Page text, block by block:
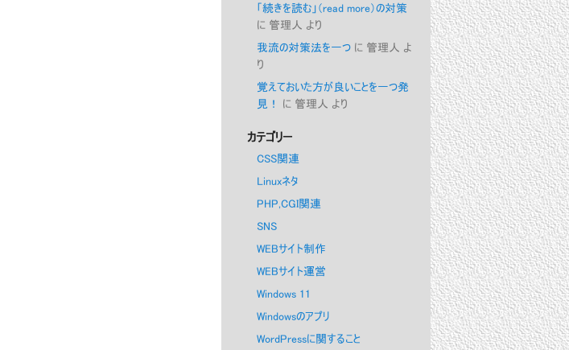
「続きを読む」（read more）の対策
に 管理人 より
我流の対策法を一つ に 管理人 よ
り
覚えておいた方が良いことを一つ発
見！
に 管理人 より
カテゴリー
CSS関連
Linuxネタ
PHP,CGI関連
SNS
WEBサイト制作
WEBサイト運営
Windows 11
Windowsのアプリ
WordPressに関すること